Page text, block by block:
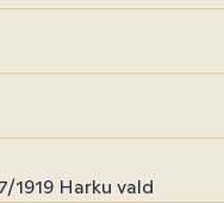
1919 Harku vald